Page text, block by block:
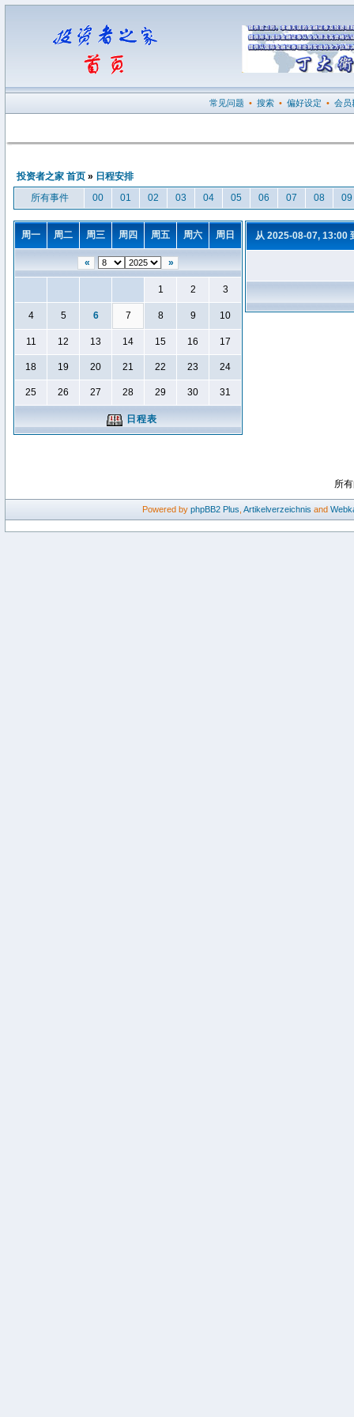
常见问题 • 搜索 • 偏好设定 • 会员
投资者之家 首页 » 日程安排
所有事件
00 01 02 03 04 05 06 07 08 09
周一 周二 周三 周四 周五 周六 周日
« »
1 2 3
4 5 6 7 8 9 10
11 12 13 14 15 16 17
18 19 20 21 22 23 24
25 26 27 28 29 30 31
日程表
从 2025-08-07, 13:00
所
Powered by phpBB2 Plus Artikelverzeichnis and